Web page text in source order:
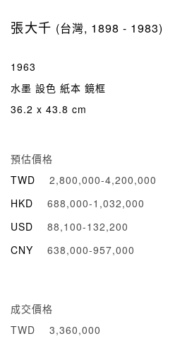
張大千 (台灣, 1898 - 1983)
1963
水墨 設色 紙本 鏡框
36.2 x 43.8 cm
預估價格
TWD
2,800,000-4,200,000
HKD
688,000-1,032,000
USD
88,100-132,200
CNY
638,000-957,000
成交價格
TWD
3,360,000